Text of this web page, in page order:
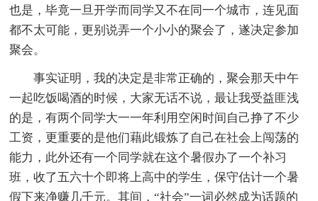
也是，毕竟一旦开学而同学又不在同一个城市，连见面
都不太可能，更别说弄一个小小的聚会了，遂决定参加
聚会。
事实证明，我的决定是非常正确的，聚会那天中午
一起吃饭喝酒的时候，大家无话不说，最让我受益匪浅
的是，有两个同学大一一年利用空闲时间自己挣了不少
工资，更重要的是他们藉此锻炼了自己在社会上闯荡的
能力，此外还有一个同学就在这个暑假办了一个补习
班，收了五六十个即将上高中的学生，保守估计一个暑
假下来净赚几千元。其间，“社会”一词必然成为话题的